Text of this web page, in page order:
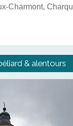
Charmont,
& alentours